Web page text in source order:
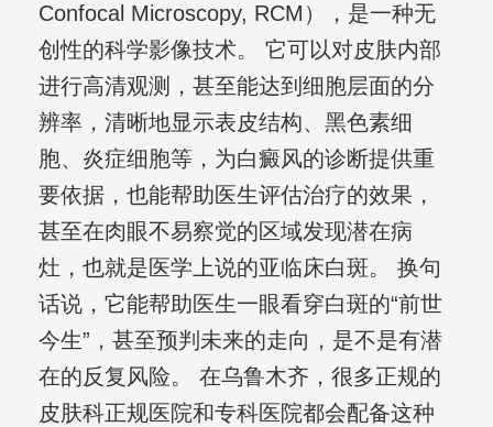
Confocal Microscopy, RCM），是一种无
创性的科学影像技术。 它可以对皮肤内部
进行高清观测，甚至能达到细胞层面的分
辨率，清晰地显示表皮结构、黑色素细
胞、炎症细胞等，为白癜风的诊断提供重
要依据，也能帮助医生评估治疗的效果，
甚至在肉眼不易察觉的区域发现潜在病
灶，也就是医学上说的亚临床白斑。 换句
话说，它能帮助医生一眼看穿白斑的“前世
今生”，甚至预判未来的走向，是不是有潜
在的反复风险。 在乌鲁木齐，很多正规的
皮肤科正规医院和专科医院都会配备这种